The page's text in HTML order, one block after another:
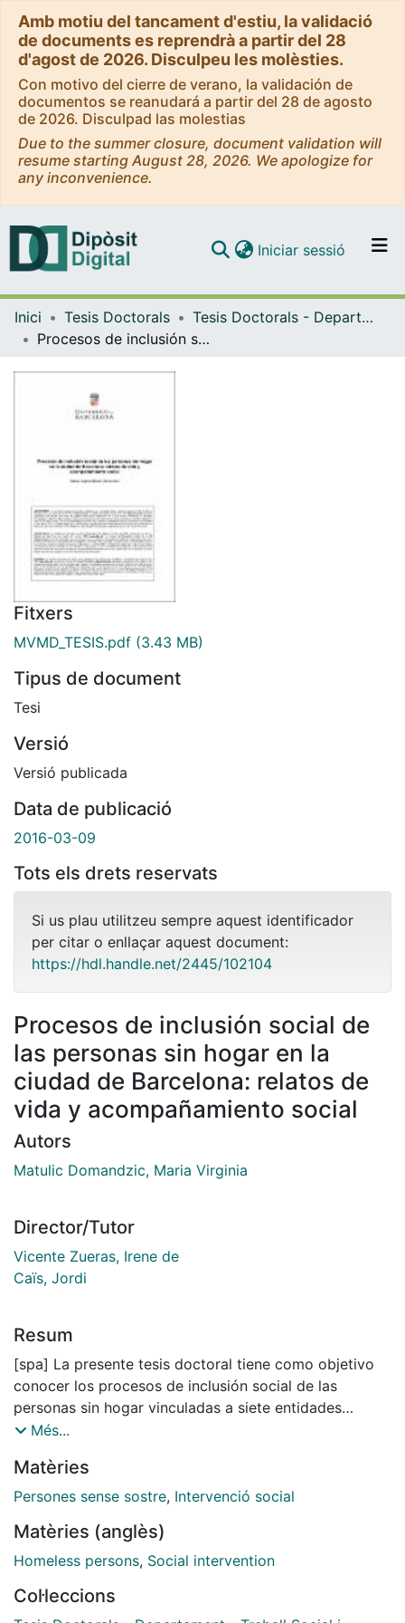
Amb motiu del tancament d'estiu, la validació
de documents es reprendrà a partir del 28
d'agost de 2026. Disculpeu les molèsties.
Con motivo del cierre de verano, la validación de
documentos se reanudará a partir del 28 de agosto
de 2026. Disculpad las molestias
Due to the summer closure, document validation will
resume starting August 28, 2026. We apologize for
any inconvenience.
Navega per tot el DD
Iniciar sessió (current)
Inici Tesis Doctorals
Tesis Doctorals - Departament - Treball Social i Serveis Socials
Procesos de inclusión social de las personas sin hogar en la ciudad de Barcelona: relatos de vida y acompañamiento social
Fitxers
MVMD_TESIS.pdf (3.43 MB)
Tipus de document
Tesi
Versió
Versió publicada
Data de publicació
2016-03-09
Tots els drets reservats
Si us plau utilitzeu sempre aquest identificador
per citar o enllaçar aquest document:
https://hdl.handle.net/2445/102104
Procesos de inclusión social de
las personas sin hogar en la
ciudad de Barcelona: relatos de
vida y acompañamiento social
Autors
Matulic Domandzic, Maria Virginia
Director/Tutor
Vicente Zueras, Irene de
Caïs, Jordi
Resum
[spa] La presente tesis doctoral tiene como objetivo
conocer los procesos de inclusión social de las
personas sin hogar vinculadas a siete entidades
sociales de la Xarxa d’atenció a Persones Sense Llar
son: Arrels Fundació, al centre d’acolliment residencial
Can Planas, a la Fundacio Mambré, al centre Llar de
Social Santa Lluïsa de Marillac y a PROGESS. Para
alcanzar dicho objetivo se ha aplicado una
doce relatos de vida a hombres y mujeres vinculados
Més...
Matèries
Persones sense sostre, Intervenció social
Matèries (anglès)
Homeless persons, Social intervention
Col·leccions